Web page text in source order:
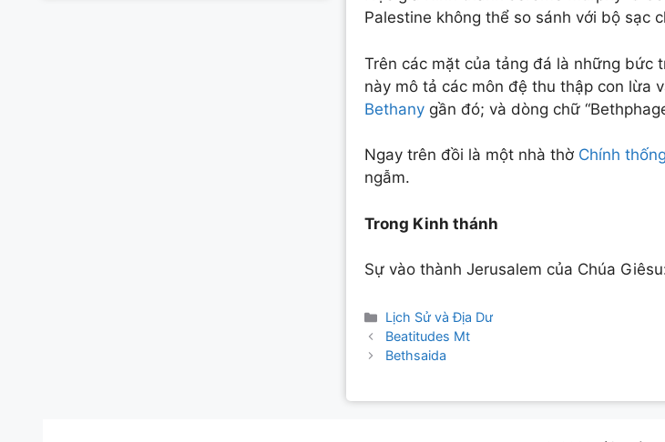
Palestine không thể so sánh với bộ sạc
Trên các mặt của tảng đá là những bức
này mô tả các môn đệ thu thập con lừa
Bethanygần đó; và dòng chữ
Ngay trên đồi là một nhà thờ Chính thống
ngẫm.
Trong Kinh thánh
Sự vào thành Jerusalem của Chúa
Categories
Lịch Sử và Địa Dư
Post
navigation
Beatitudes Mt
Bethsaida